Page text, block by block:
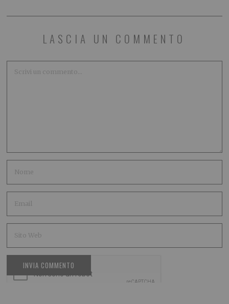
LASCIA UN COMMENTO